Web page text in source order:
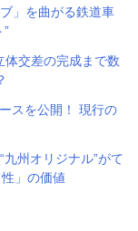
」を曲がる鉄道車
体交差の完成まで数
スを公開！ 現行の
州オリジナル”がて
」の価値